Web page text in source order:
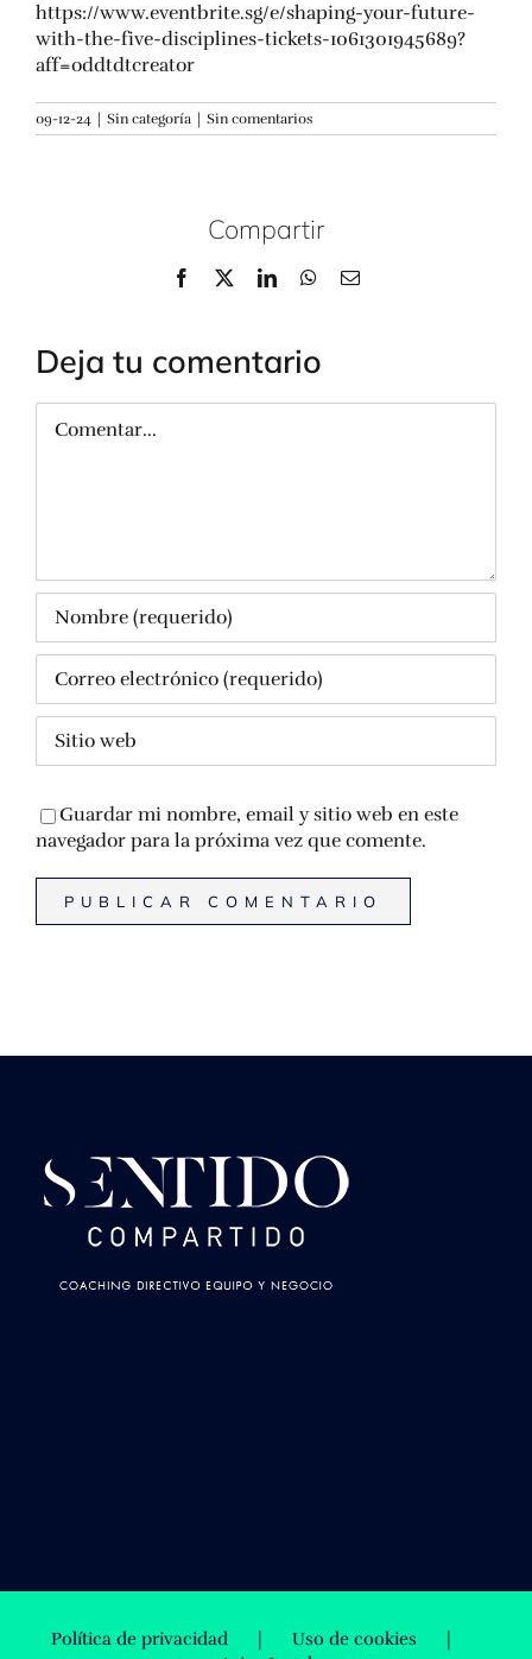
https://www.eventbrite.sg/e/shaping-your-future-
with-the-five-disciplines-tickets-1061301945689?
aff=oddtdtcreator
09-12-24 Sin categoría Sin comentarios
Compartir
Facebook LinkedInWhatsApp
Correo
Deja tu comentario
Guardar mi nombre, email y sitio web en este
navegador para la próxima vez que comente.
Política de privacidad
Uso de cookies